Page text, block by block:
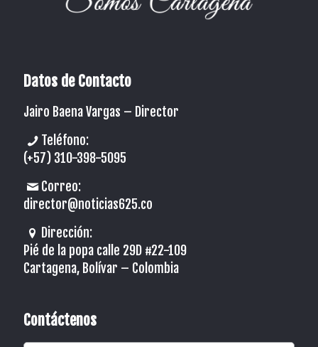
Datos de Contacto
Jairo Baena Vargas – Director
Teléfono:
(+57) 310-398-5095
Correo:
director@noticias625.co
Dirección:
Pié de la popa calle 29D #22-109
Cartagena, Bolívar – Colombia
Contáctenos